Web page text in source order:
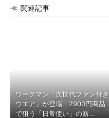
関連記事
ワークマン「次世代ファン付き
ウエア」が登場 2900円商品
で狙う「日常使い」の新...